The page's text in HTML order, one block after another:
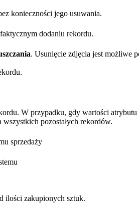
konieczności jego usuwania.
dodaniu rekordu.
. Usunięcie zdjęcia jest możliwe
W przypadku, gdy wartości
pozostałych rekordów.
sprzedaży
ilości zakupionych sztuk.